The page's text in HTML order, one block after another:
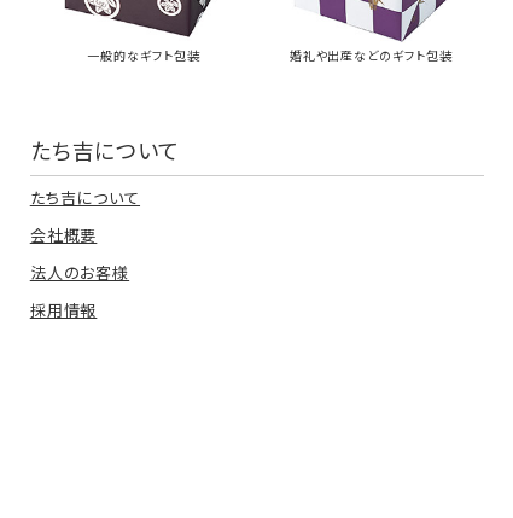
一般的なギフト包装 婚礼や出産などのギフト包装
たち吉について
たち吉について
会社概要
法人のお客様
採用情報